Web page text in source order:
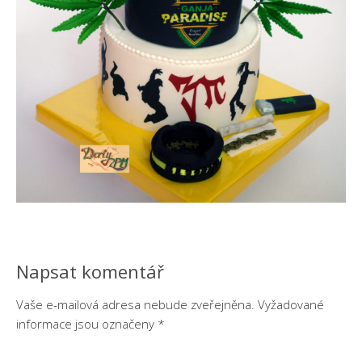
Napsat komentář
Vaše e-mailová adresa nebude zveřejněna. Vyžadované
informace jsou označeny *